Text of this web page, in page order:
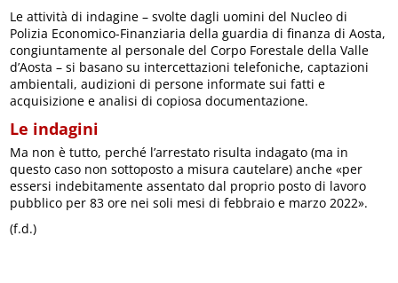
Le attività di indagine – svolte dagli uomini del Nucleo di
Polizia Economico-Finanziaria della guardia di finanza di Aosta,
congiuntamente al personale del Corpo Forestale della Valle
d’Aosta – si basano su intercettazioni telefoniche, captazioni
ambientali, audizioni di persone informate sui fatti e
acquisizione e analisi di copiosa documentazione.
Le indagini
Ma non è tutto, perché l’arrestato risulta indagato (ma in
questo caso non sottoposto a misura cautelare) anche «per
essersi indebitamente assentato dal proprio posto di lavoro
pubblico per 83 ore nei soli mesi di febbraio e marzo 2022».
(f.d.)